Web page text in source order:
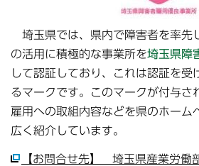
埼玉県では、県内で障害者を率先
の活用に積極的な事業所を埼玉県障
して認証しており、これは認証を受
るマークです。このマークが付与さ
雇用への取組内容などを県のホーム
広く紹介しています。
【お問合せ先】 埼玉県産業労働